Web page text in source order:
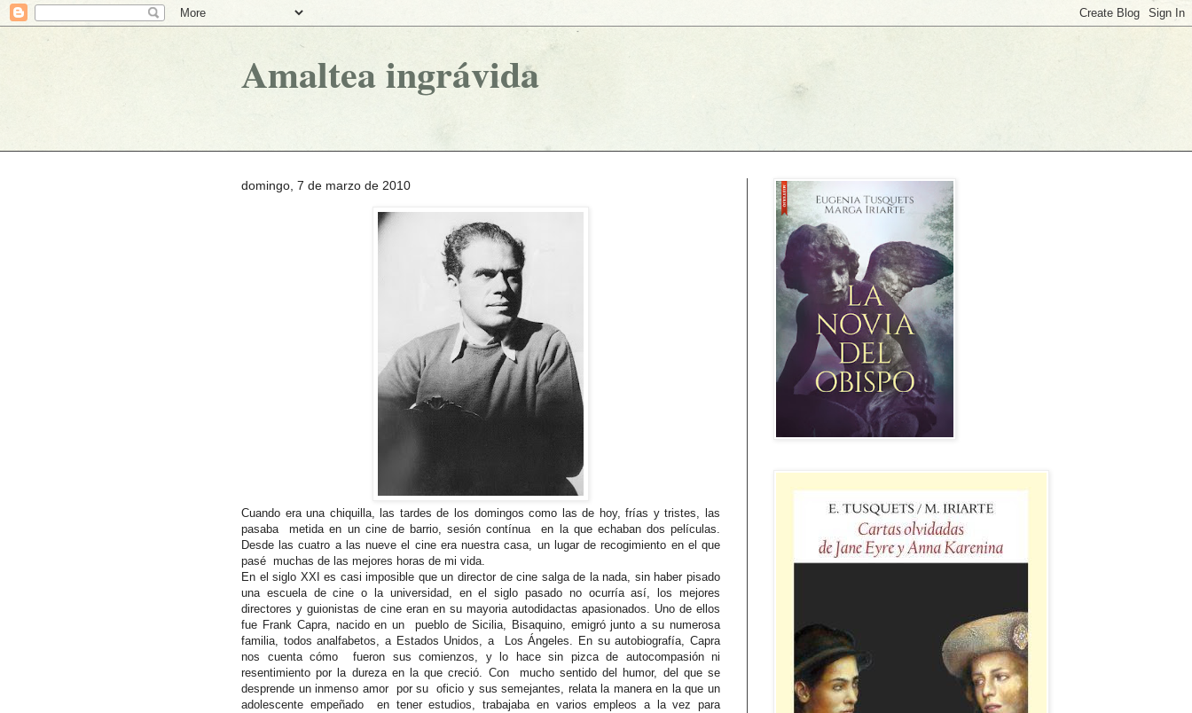
Amaltea ingrávida
domingo, 7 de marzo de 2010
Cuando era una chiquilla, las tardes de los domingos como las de hoy, frías y tristes, las
pasaba metida en un cine de barrio, sesión contínua en la que echaban dos películas.
Desde las cuatro a las nueve el cine era nuestra casa, un lugar de recogimiento en el que
pasé muchas de las mejores horas de mi vida.
En el siglo XXI es casi imposible que un director de cine salga de la nada, sin haber pisado
una escuela de cine o la universidad, en el siglo pasado no ocurría así, los mejores
directores y guionistas de cine eran en su mayoria autodidactas apasionados. Uno de ellos
fue Frank Capra, nacido en un pueblo de Sicilia, Bisaquino, emigró junto a su numerosa
familia, todos analfabetos, a Estados Unidos, a Los Ángeles. En su autobiografía, Capra
nos cuenta cómo fueron sus comienzos, y lo hace sin pizca de autocompasión ni
resentimiento por la dureza en la que creció. Con mucho sentido del humor, del que se
desprende un inmenso amor por su oficio y sus semejantes, relata la manera en la que un
adolescente empeñado en tener estudios, trabajaba en varios empleos a la vez para